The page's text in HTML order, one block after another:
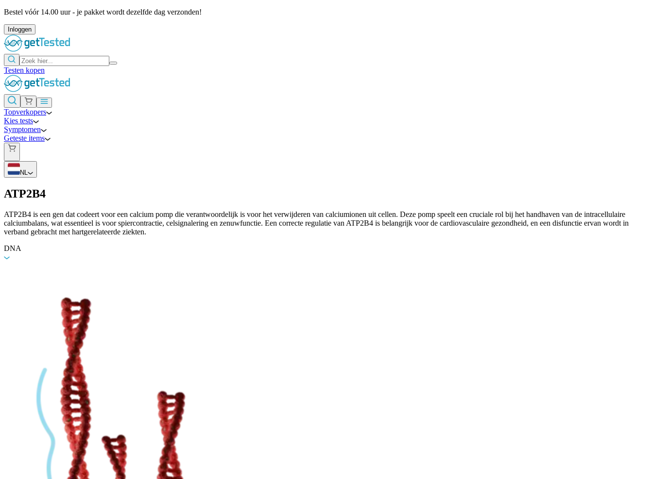
Bestel vóór 14.00 uur - je pakket wordt dezelfde dag verzonden!
Inloggen
Testen kopen
Topverkopers
Kies tests
Symptomen
Geteste items
NL
ATP2B4
ATP2B4 is een gen dat codeert voor een calcium pomp die verantwoordelijk is voor het verwijderen van calciumionen uit cellen. Deze pomp speelt een cruciale rol bij het handhaven van de intracellulaire
calciumbalans, wat essentieel is voor spiercontractie, celsignalering en zenuwfunctie. Een correcte regulatie van ATP2B4 is belangrijk voor de cardiovasculaire gezondheid, en een disfunctie ervan wordt in
verband gebracht met hartgerelateerde ziekten.
DNA